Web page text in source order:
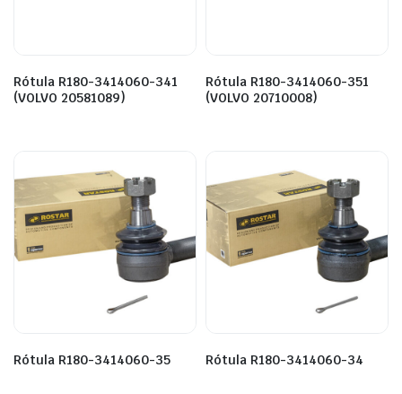
Rótula R180-3414060-341
(VOLVO 20581089)
Rótula R180-3414060-351
(VOLVO 20710008)
Rótula R180-3414060-35 Rótula R180-3414060-34